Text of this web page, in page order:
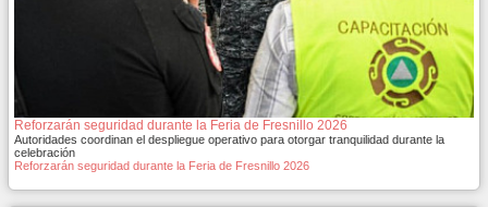
Reforzarán seguridad durante la Feria de Fresnillo 2026
Autoridades coordinan el despliegue operativo para otorgar tranquilidad durante la
celebración
Reforzarán seguridad durante la Feria de Fresnillo 2026